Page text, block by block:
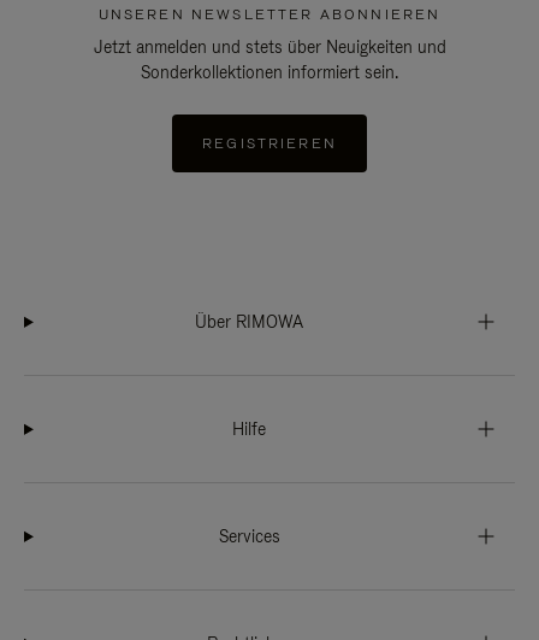
UNSEREN NEWSLETTER ABONNIEREN
Jetzt anmelden und stets über Neuigkeiten und
Sonderkollektionen informiert sein.
REGISTRIEREN
Über RIMOWA
Hilfe
Services